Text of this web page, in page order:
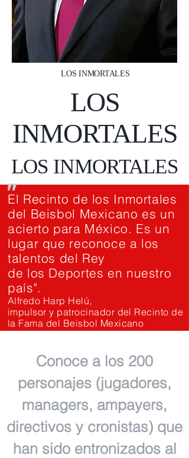
LOS INMORTALES
LOS
INMORTALES
LOS INMORTALES
El Recinto de los Inmortales
del Beisbol Mexicano es un
acierto para México. Es un
lugar que reconoce a los
talentos del Rey
de los Deportes en nuestro
país".
Alfredo Harp Helú,
impulsor y patrocinador del Recinto de
la Fama del Beisbol Mexicano
"
Conoce a los 200
personajes (jugadores,
managers, ampayers,
directivos y cronistas) que
han sido entronizados al